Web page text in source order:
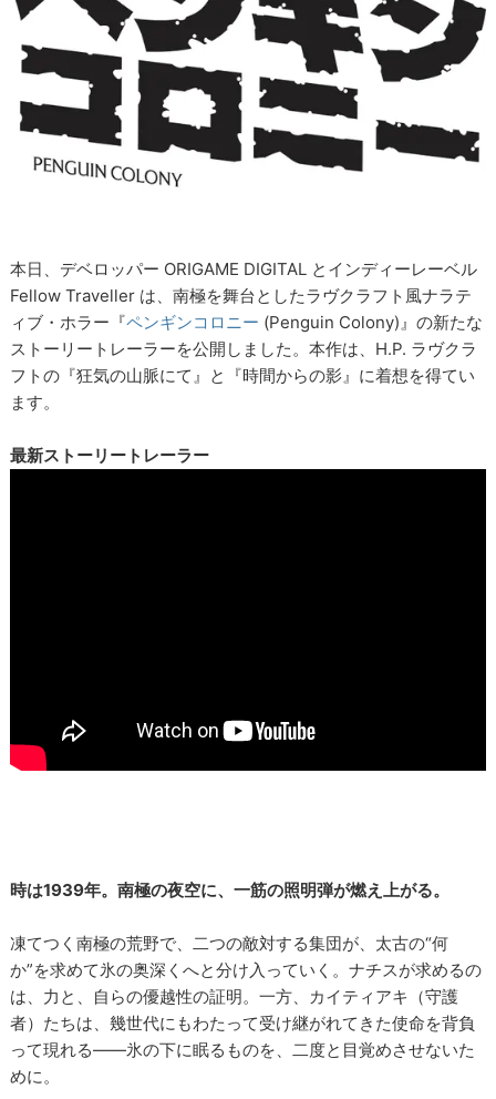
本日、デベロッパー ORIGAME DIGITAL とインディーレーベル
Fellow Traveller は、南極を舞台としたラヴクラフト風ナラテ
ィブ・ホラー『ペンギンコロニー (Penguin Colony)』の新たな
ストーリートレーラーを公開しました。本作は、H.P. ラヴクラ
フトの『狂気の山脈にて』と『時間からの影』に着想を得てい
ます。
最新ストーリートレーラー
時は1939年。南極の夜空に、一筋の照明弾が燃え上がる。
凍てつく南極の荒野で、二つの敵対する集団が、太古の“何
か”を求めて氷の奥深くへと分け入っていく。ナチスが求めるの
は、力と、自らの優越性の証明。一方、カイティアキ（守護
者）たちは、幾世代にもわたって受け継がれてきた使命を背負
って現れる――氷の下に眠るものを、二度と目覚めさせないた
めに。